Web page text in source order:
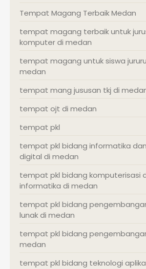
Tempat Magang Terbaik Medan
tempat magang terbaik untuk
komputer di medan
tempat magang untuk siswa
medan
tempat mang jususan tkj di
tempat ojt di medan
tempat pkl
tempat pkl bidang informatika
digital di medan
tempat pkl bidang komputerisasi
informatika di medan
tempat pkl bidang
lunak di medan
tempat pkl bidang
medan
tempat pkl bidang teknologi